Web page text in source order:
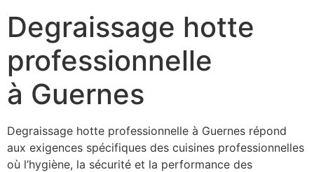
Degraissage hotte
professionnelle
à Guernes
Degraissage hotte professionnelle à Guernes répond
aux exigences spécifiques des cuisines professionnelles
où l’hygiène, la sécurité et la performance des